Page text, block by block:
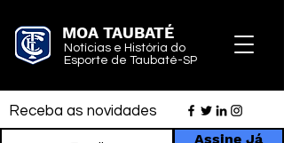
MOA TAUBATÉ
Notícias e História do
Esporte de Taubaté-SP
Receba as novidades
Assine Já